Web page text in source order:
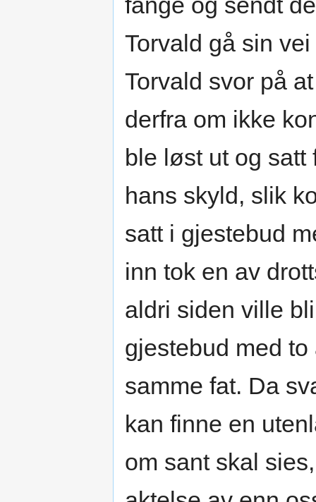
Torvald gå sin
Torvald svor på
derfra om ikke
ble løst ut og satt
hans skyld, slik
satt i gjestebud
inn tok en av
aldri siden ville
gjestebud med
samme fat. Da
kan finne en
om sant skal